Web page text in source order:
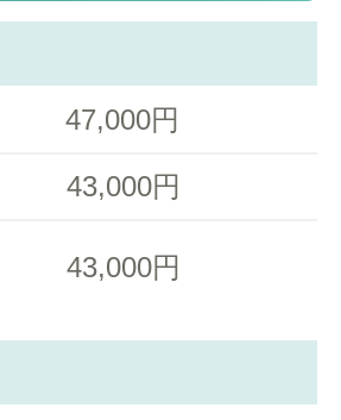
47,000円
43,000円
43,000円